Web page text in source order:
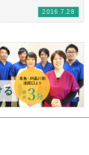
2016.7.28